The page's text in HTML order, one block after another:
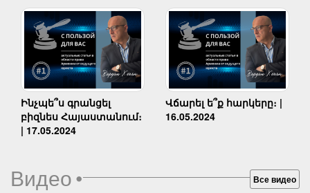
Ինչպե՞ս գրանցել
բիզնես Հայաստանում։
| 17.05.2024
Վճարել ե՞ք հարկերը։ |
16.05.2024
Видео• Все видео